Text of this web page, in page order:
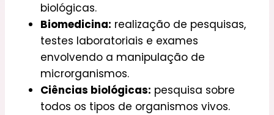
biológicas.
Biomedicina: realização de pesquisas,
testes laboratoriais e exames
envolvendo a manipulação de
microrganismos.
Ciências biológicas: pesquisa sobre
todos os tipos de organismos vivos.